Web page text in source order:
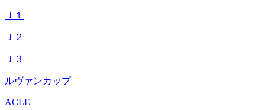
Ｊ１
Ｊ２
Ｊ３
ルヴァンカップ
ACLE